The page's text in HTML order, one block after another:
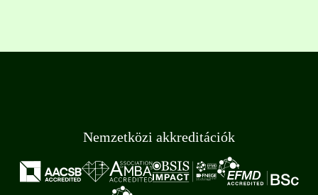
Nemzetközi akkreditációk